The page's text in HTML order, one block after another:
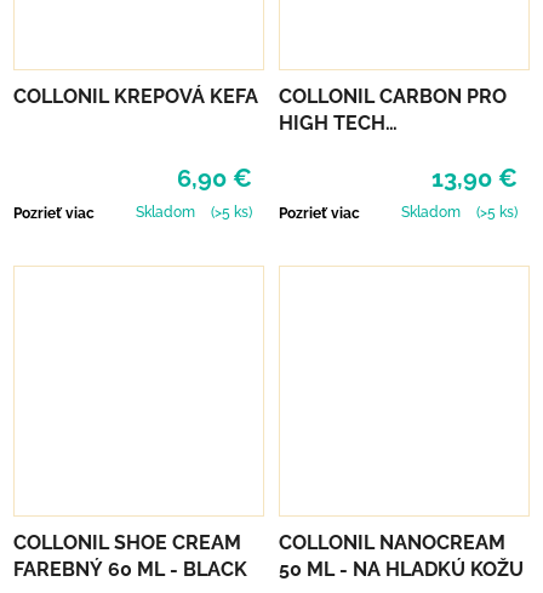
COLLONIL KREPOVÁ KEFA
6,90 €
Pozrieť viac Skladom (>5 ks)
COLLONIL CARBON PRO
HIGH TECH
13,90 €
Pozrieť viac Skladom (>5 ks)
COLLONIL SHOE CREAM
FAREBNÝ 60 ML - BLACK
COLLONIL NANOCREAM
50 ML - NA HLADKÚ KOŽU